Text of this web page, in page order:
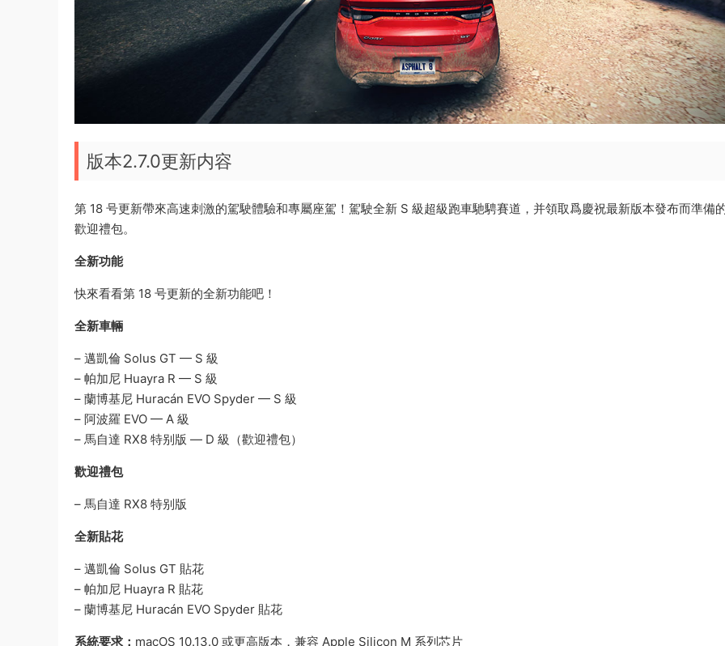
版本2.7.0更新内容
第 18 号更新帶來高速刺激的駕駛體驗和專屬座駕！駕駛全新 S 級超級跑車馳騁賽道，并領取爲慶祝最新版本發布而準備
歡迎禮包。
全新功能
快來看看第 18 号更新的全新功能吧！
全新車輛
– 邁凱倫 Solus GT — S 級
– 帕加尼 Huayra R — S 級
– 蘭博基尼 Huracán EVO Spyder — S 級
– 阿波羅 EVO — A 級
– 馬自達 RX8 特别版 — D 級（歡迎禮包）
歡迎禮包
– 馬自達 RX8 特别版
全新貼花
– 邁凱倫 Solus GT 貼花
– 帕加尼 Huayra R 貼花
– 蘭博基尼 Huracán EVO Spyder 貼花
系統要求： macOS 10.13.0 或更高版本，兼容 Apple Silicon M 系列芯片